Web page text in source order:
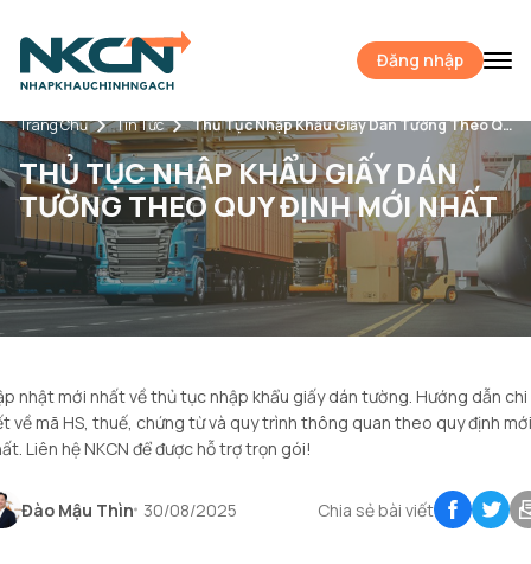
Đăng nhập
Trang Chủ Tin Tức Thủ Tục Nhập Khẩu Giấy Dán Tường Theo Quy Định Mới Nhất
THỦ TỤC NHẬP KHẨU GIẤY DÁN
TƯỜNG THEO QUY ĐỊNH MỚI NHẤT
nhật mới nhất về thủ tục nhập khẩu giấy dán tường. Hướng dẫn chi
về mã HS, thuế, chứng từ và quy trình thông quan theo quy định mới
Liên hệ NKCN để được hỗ trợ trọn gói!
Đào Mậu Thìn 30/08/2025 Chia sẻ bài viết